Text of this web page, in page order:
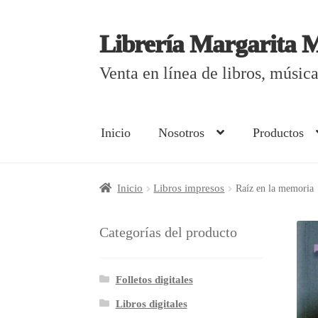
Saltar
navegación
Ir
contenido
Librería Margarita
Venta en línea de libros,
Inicio Nosotros Productos
Inicio¿Cómo comprar? Aviso de
Curso en línea de elaboración de libros
Inicio Libros impresos Raíz en la memoria
Categorías del producto
Folletos digitales
Libros digitales